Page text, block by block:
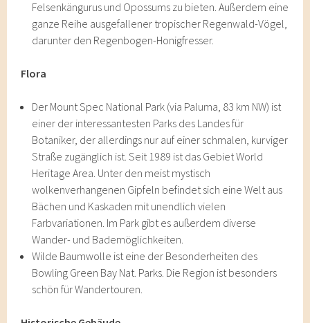
Felsenkängurus und Opossums zu bieten. Außerdem eine
ganze Reihe ausgefallener tropischer Regenwald-Vögel,
darunter den Regenbogen-Honigfresser.
Flora
Der Mount Spec National Park (via Paluma, 83 km NW) ist
einer der interessantesten Parks des Landes für
Botaniker, der allerdings nur auf einer schmalen, kurviger
Straße zugänglich ist. Seit 1989 ist das Gebiet World
Heritage Area. Unter den meist mystisch
wolkenverhangenen Gipfeln befindet sich eine Welt aus
Bächen und Kaskaden mit unendlich vielen
Farbvariationen. Im Park gibt es außerdem diverse
Wander- und Bademöglichkeiten.
Wilde Baumwolle ist eine der Besonderheiten des
Bowling Green Bay Nat. Parks. Die Region ist besonders
schön für Wandertouren.